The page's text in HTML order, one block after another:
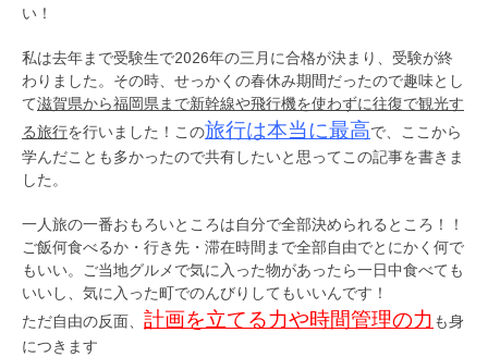
い！
私は去年まで受験生で2026年の三月に合格が決まり、受験が終
わりました。その時、せっかくの春休み期間だったので趣味とし
て滋賀県から福岡県まで新幹線や飛行機を使わずに往復で観光す
る旅行を行いました！この旅行は本当に最高で、ここから
学んだことも多かったので共有したいと思ってこの記事を書きま
した。
一人旅の一番おもろいところは自分で全部決められるところ！！
ご飯何食べるか・行き先・滞在時間まで全部自由でとにかく何で
もいい。ご当地グルメで気に入った物があったら一日中食べても
いいし、気に入った町でのんびりしてもいいんです！
ただ自由の反面、 計画を立てる力や時間管理の力 も身
につきます